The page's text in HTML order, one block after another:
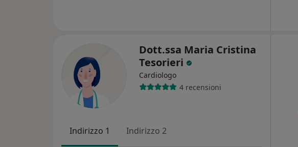
Dott.ssa Maria Cristina
Tesorieri
Cardiologo
4 recensioni
Indirizzo 1 Indirizzo 2